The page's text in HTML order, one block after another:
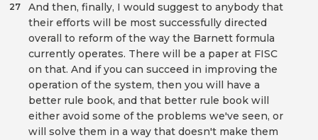
And then, finally, I would suggest to anybody that
their efforts will be most successfully directed
overall to reform of the way the Barnett formula
currently operates. There will be a paper at FISC
on that. And if you can succeed in improving the
operation of the system, then you will have a
better rule book, and that better rule book will
either avoid some of the problems we've seen, or
will solve them in a way that doesn't make them
27